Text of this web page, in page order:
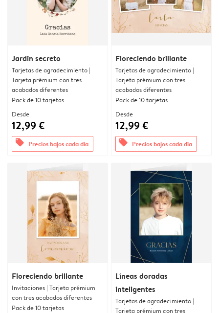
Jardín secreto
Tarjetas de agradecimiento |
Tarjeta prémium con tres
acabados diferentes
Pack de 10 tarjetas
Desde
12,99 €
offers Precios bajos cada día
Floreciendo brillante
Tarjetas de agradecimiento |
Tarjeta prémium con tres
acabados diferentes
Pack de 10 tarjetas
Desde
12,99 €
offers Precios bajos cada día
Floreciendo brillante
Invitaciones | Tarjeta prémium
con tres acabados diferentes
Pack de 10 tarjetas
Líneas doradas
inteligentes
Tarjetas de agradecimiento |
Tarjeta prémium con tres